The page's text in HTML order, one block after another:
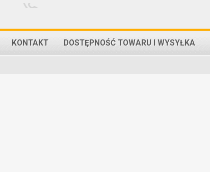
KONTAKT DOSTĘPNOŚĆ TOWARU I WYSYŁKA